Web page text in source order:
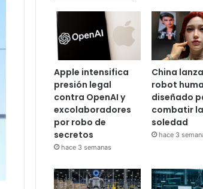
Apple intensifica
presión legal
contra OpenAI y
excolaboradores
por robo de
secretos
hace 3 semanas
China lanza
robot
diseñado
combatir la
soledad
hace 3